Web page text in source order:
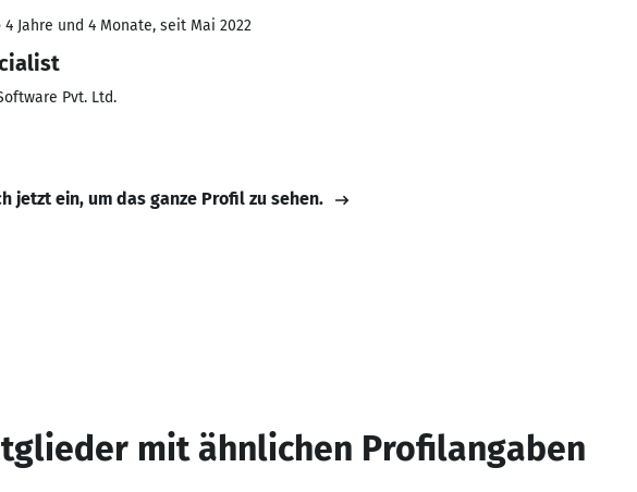
4 Jahre und 4 Monate, seit Mai 2022
Pvt. Ltd.
jetzt ein, um das ganze Profil zu sehen.
mit ähnlichen Profilangaben